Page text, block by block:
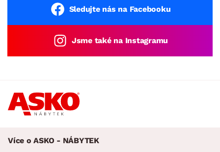
Sledujte nás na Facebooku
Jsme také na Instagramu
Více o ASKO - NÁBYTEK